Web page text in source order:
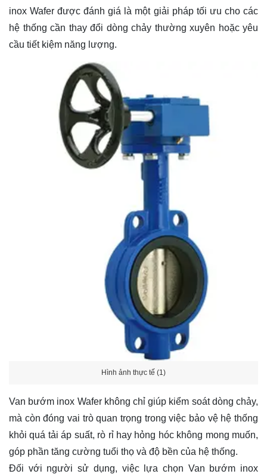
inox Wafer được đánh giá là một giải pháp tối ưu cho các
hệ thống cần thay đổi dòng chảy thường xuyên hoặc yêu
cầu tiết kiệm năng lượng.
Hình ảnh thực tế (1)
Van bướm inox Wafer không chỉ giúp kiểm soát dòng chảy,
mà còn đóng vai trò quan trọng trong việc bảo vệ hệ thống
khỏi quá tải áp suất, rò rỉ hay hỏng hóc không mong muốn,
góp phần tăng cường tuổi thọ và độ bền của hệ thống.
Đối với người sử dụng, việc lựa chọn Van bướm inox